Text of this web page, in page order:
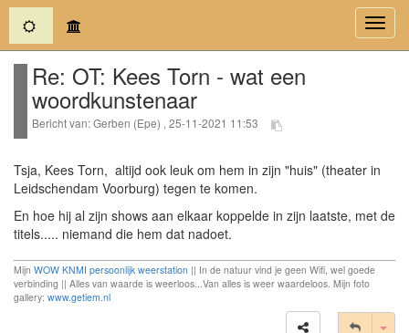
(current)
Re: OT: Kees Torn - wat een
woordkunstenaar
Bericht van: Gerben (Epe) , 25-11-2021 11:53
Tsja, Kees Torn, altijd ook leuk om hem in zijn "huis" (theater in
Leidschendam Voorburg) tegen te komen.
En hoe hij al zijn shows aan elkaar koppelde in zijn laatste, met de
titels..... niemand die hem dat nadoet.
Mijn WOW KNMI persoonlijk weerstation || In de natuur vind je geen Wifi, wel goede
verbinding || Alles van waarde is weerloos...Van alles is weer waardeloos. Mijn foto
gallery: www.getiem.nl